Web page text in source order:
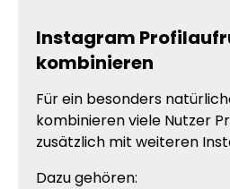
Instagram
kombinieren
Für ein besonders
kombinieren viele Nutzer
zusätzlich mit weiteren
Dazu gehören: